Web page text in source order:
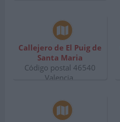
Callejero de El Puig de
Santa Maria
Código postal 46540
Valencia.